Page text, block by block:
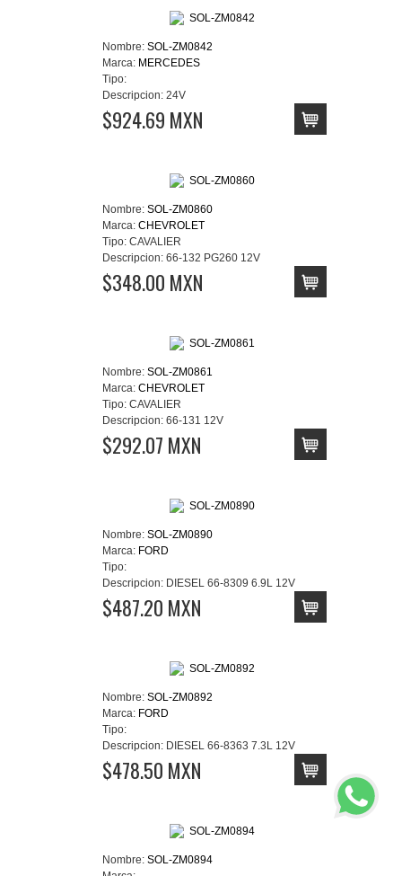
Nombre: SOL-ZM0842
Marca: MERCEDES
Tipo:
Descripcion: 24V
$924.69 MXN
Nombre: SOL-ZM0860
Marca: CHEVROLET
Tipo: CAVALIER
Descripcion: 66-132 PG260 12V
$348.00 MXN
Nombre: SOL-ZM0861
Marca: CHEVROLET
Tipo: CAVALIER
Descripcion: 66-131 12V
$292.07 MXN
Nombre: SOL-ZM0890
Marca: FORD
Tipo:
Descripcion: DIESEL 66-8309 6.9L 12V
$487.20 MXN
Nombre: SOL-ZM0892
Marca: FORD
Tipo:
Descripcion: DIESEL 66-8363 7.3L 12V
$478.50 MXN
Nombre: SOL-ZM0894